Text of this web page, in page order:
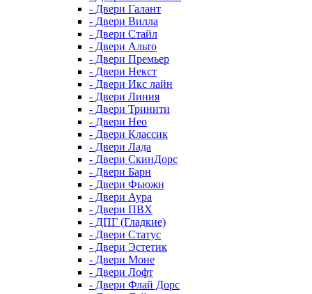
- Двери Галант
- Двери Вилла
- Двери Стайл
- Двери Альто
- Двери Премьер
- Двери Некст
- Двери Икс лайн
- Двери Линия
- Двери Тринити
- Двери Нео
- Двери Классик
- Двери Лада
- Двери СкинДорс
- Двери Барн
- Двери Фьюжн
- Двери Аура
- Двери ПВХ
- ДПГ (Гладкие)
- Двери Статус
- Двери Эстетик
- Двери Моне
- Двери Лофт
- Двери Флай Дорс